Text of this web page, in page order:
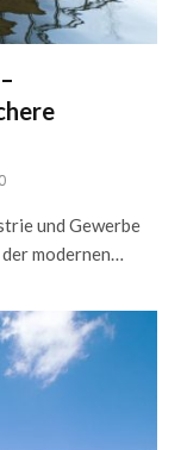
0
und Gewerbe
modernen…